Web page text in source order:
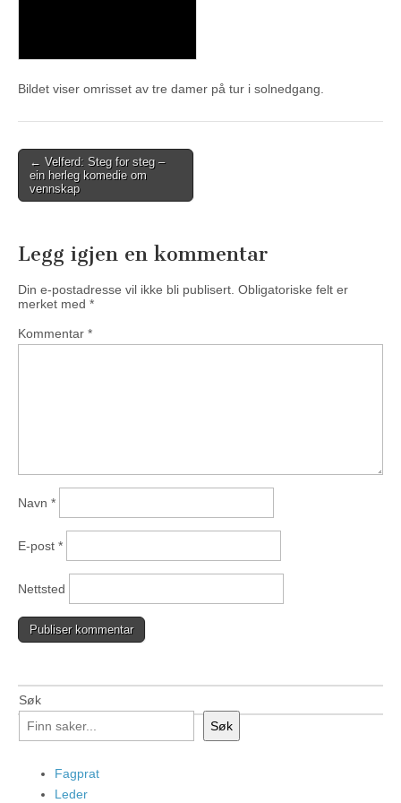
Bildet viser omrisset av tre damer på tur i solnedgang.
Post
navigation
← Velferd: Steg for steg –
ein herleg komedie om
vennskap
Legg igjen en kommentar
Din e-postadresse vil ikke bli publisert. Obligatoriske felt er
merket med *
Kommentar *
Navn *
E-post *
Nettsted
Søk
Søk
Fagprat
Leder